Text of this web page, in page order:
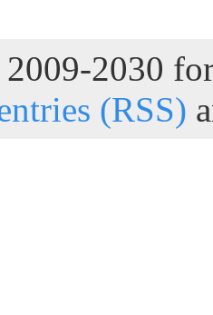
2030
(RSS)